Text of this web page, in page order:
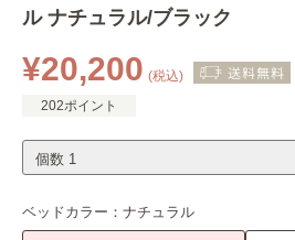
ル ナチュラル/ブラック
¥20,200 (税込)
202ポイント
ベッドカラー： ナチュラル